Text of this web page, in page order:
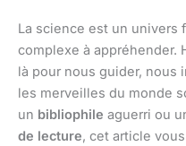
La science est un univers
complexe à appréhender.
là pour nous guider, nous
les merveilles du monde
un bibliophile aguerri ou
de lecture, cet article